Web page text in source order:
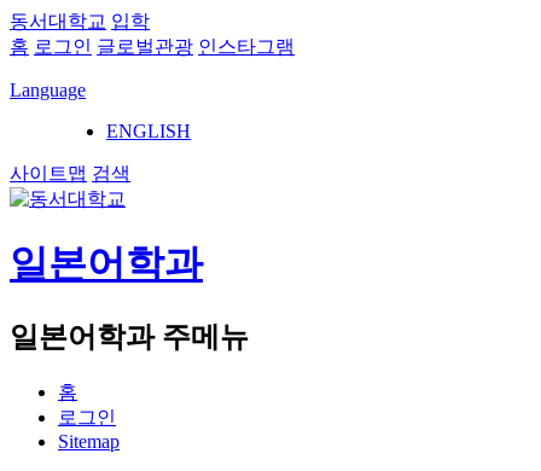
동서대학교 입학
홈 로그인 글로벌관광 인스타그램
Language
ENGLISH
사이트맵 검색
일본어학과
일본어학과 주메뉴
홈
로그인
Sitemap